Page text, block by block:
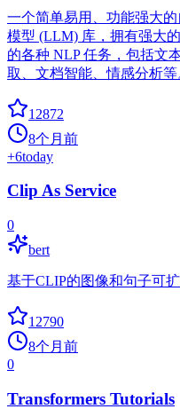
一个简单易用、功能强大
模型 (LLM) 库，拥有强大
的各种 NLP 任务，包括文
取、文档智能、情感分析等
12872
8个月前
+6today
Clip As Service
0
bert
基于CLIP的图像和句子可
12790
8个月前
0
Transformers Tutorials